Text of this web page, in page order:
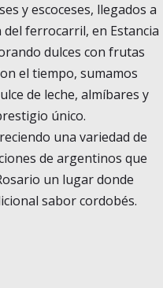
y escoceses, llegados a
ferrocarril, en Estancia
dulces con frutas
el tiempo, sumamos
de leche, almíbares y
único.
una variedad de
de argentinos que
un lugar donde
sabor cordobés.